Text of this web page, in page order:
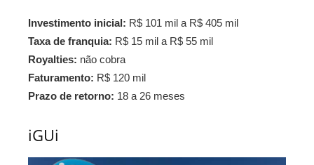
Investimento inicial: R$ 101 mil a R$ 405 mil
Taxa de franquia: R$ 15 mil a R$ 55 mil
Royalties: não cobra
Faturamento: R$ 120 mil
Prazo de retorno: 18 a 26 meses
iGUi